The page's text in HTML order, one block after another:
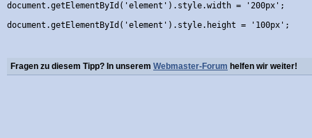
document.getElementById('element').style.width = '200px';
Fragen zu diesem Tipp? In unserem Webmaster-Forum helfen wir weiter!